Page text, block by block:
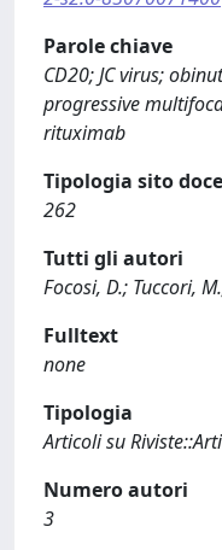
Parole chiave
CD20; JC virus;
progressive
rituximab
Tipologia sito
262
Tutti gli autori
Focosi, D.; Tuccori,
Fulltext
none
Tipologia
Articoli su
Numero autori
3